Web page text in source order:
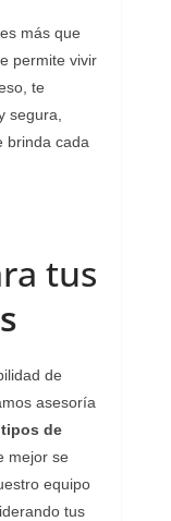
más que
permite vivir
te
segura,
brinda cada
tus
de
asesoría
tipos de
mejor se
equipo
tus